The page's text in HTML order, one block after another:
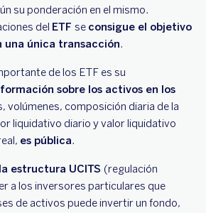
su ponderación en el mismo.
del ETF se consigue el objetivo
una única transacción.
de los ETF es su
sobre los activos en los
volúmenes, composición diaria de la
liquidativo diario y valor liquidativo
es pública.
la estructura UCITS (regulación
a los inversores particulares que
de activos puede invertir un fondo,